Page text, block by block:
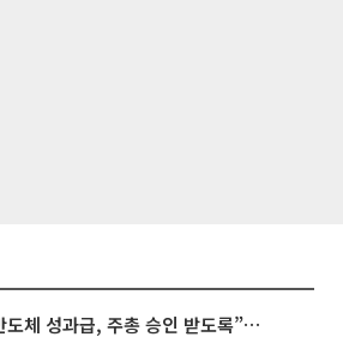
김정관 장관 “반도체 성과급, 주총 승인 받도록”…상법·자본시장법 개정 시사